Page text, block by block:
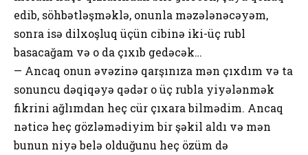
edib, söhbətləşməklə, onunla məzələnəcəyəm,
sonra isə dilxoşluq üçün cibinə iki-üç rubl
basacağam və o da çıxıb gedəcək…
— Ancaq onun əvəzinə qarşınıza mən çıxdım və ta
sonuncu dəqiqəyə qədər o üç rubla yiyələnmək
fikrini ağlımdan heç cür çıxara bilmədim. Ancaq
nəticə heç gözləmədiyim bir şəkil aldı və mən
bunun niyə belə olduğunu heç özüm də